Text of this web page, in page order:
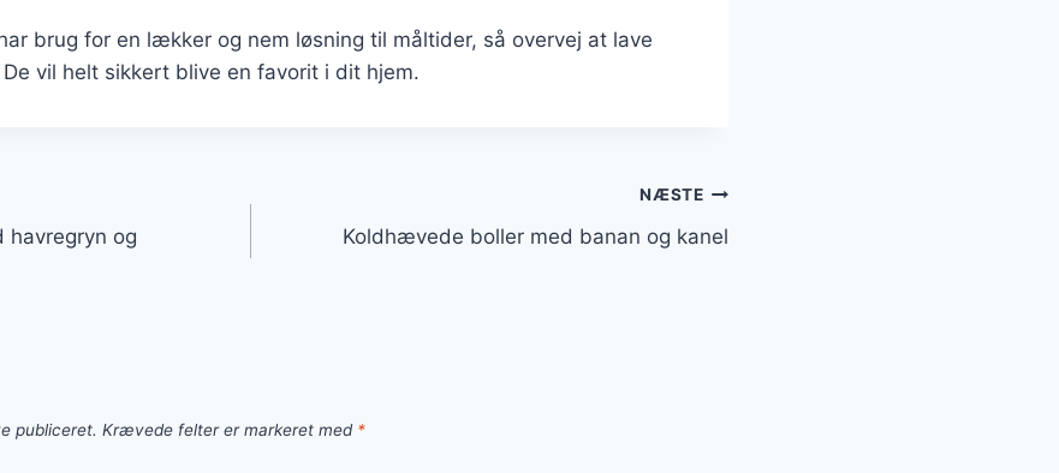
brug for en lækker og nem løsning til måltider, så overvej at lave
vil helt sikkert blive en favorit i dit hjem.
havregryn og
NÆSTE
Koldhævede boller med banan og kanel
publiceret. Krævede felter er markeret med *